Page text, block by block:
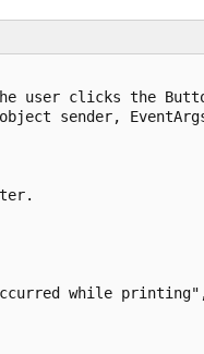
user clicks the
sender,
while